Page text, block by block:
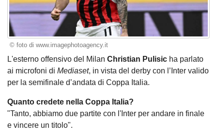
© foto di www.imagephotoagency.it
L'esterno offensivo del Milan Christian Pulisic ha parlato
ai microfoni di Mediaset, in vista del derby con l’Inter valido
per la semifinale d’andata di Coppa Italia.
Quanto credete nella Coppa Italia?
"Tanto, abbiamo due partite con l'Inter per andare in finale
e vincere un titolo".